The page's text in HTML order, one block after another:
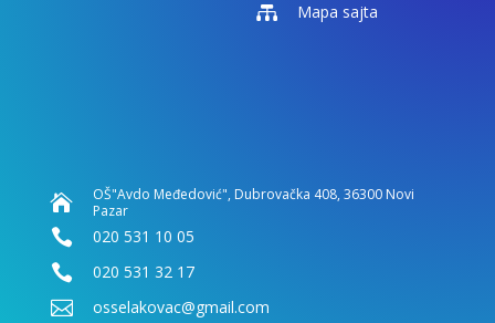
 Mapa sajta

OŠ"Avdo Međedović", Dubrovačka 408, 36300 Novi
Pazar
 020 531 10 05
 020 531 32 17
 osselakovac@gmail.com